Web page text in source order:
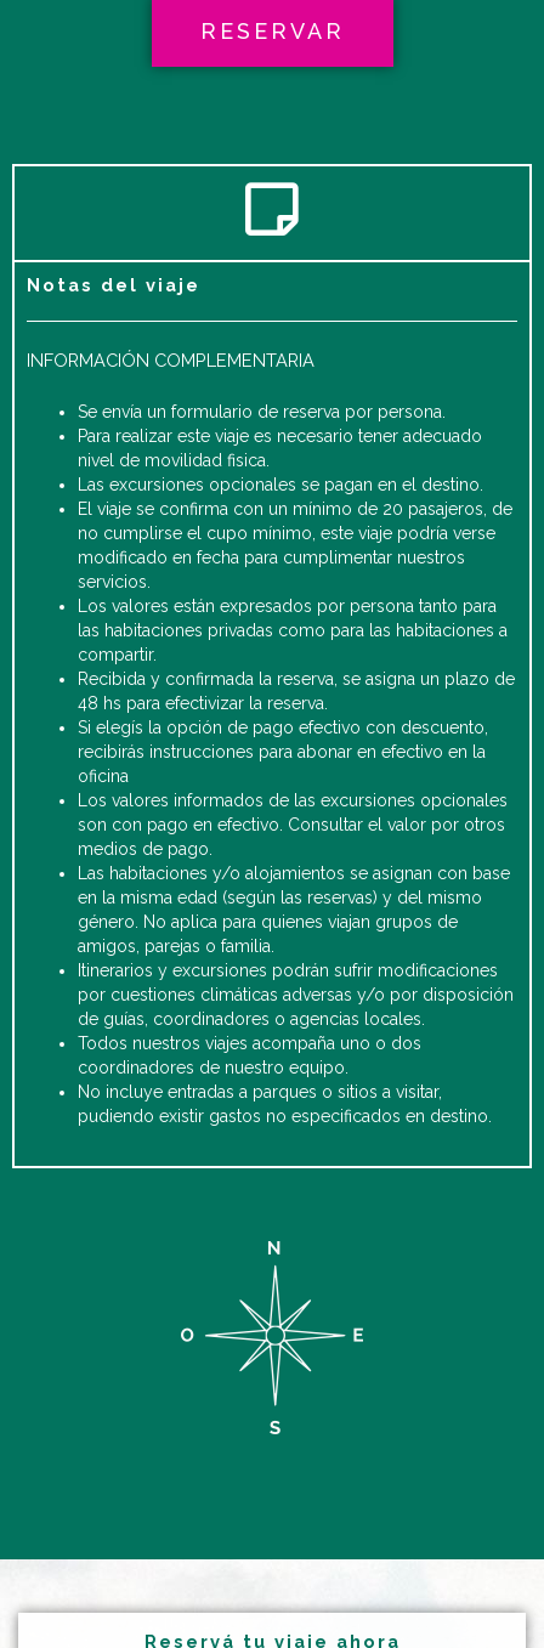
RESERVAR
Notas del viaje
INFORMACIÓN COMPLEMENTARIA
Se envía un formulario de reserva por persona.
Para realizar este viaje es necesario tener adecuado
nivel de movilidad fisica.
Las excursiones opcionales se pagan en el destino.
El viaje se confirma con un mínimo de 20 pasajeros, de
no cumplirse el cupo mínimo, este viaje podría verse
modificado en fecha para cumplimentar nuestros
servicios.
Los valores están expresados por persona tanto para
las habitaciones privadas como para las habitaciones a
compartir.
Recibida y confirmada la reserva, se asigna un plazo de
48 hs para efectivizar la reserva.
Si elegís la opción de pago efectivo con descuento,
recibirás instrucciones para abonar en efectivo en la
oficina
Los valores informados de las excursiones opcionales
son con pago en efectivo. Consultar el valor por otros
medios de pago.
Las habitaciones y/o alojamientos se asignan con base
en la misma edad (según las reservas) y del mismo
género. No aplica para quienes viajan grupos de
amigos, parejas o familia.
Itinerarios y excursiones podrán sufrir modificaciones
por cuestiones climáticas adversas y/o por disposición
de guías, coordinadores o agencias locales.
Todos nuestros viajes acompaña uno o dos
coordinadores de nuestro equipo.
No incluye entradas a parques o sitios a visitar,
pudiendo existir gastos no especificados en destino.
Reservá tu viaje ahora